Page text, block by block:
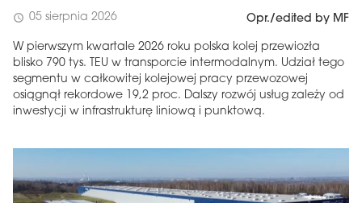
schedule 05 sierpnia 2026 Opr./edited by MF
W pierwszym kwartale 2026 roku polska kolej przewiozła
blisko 790 tys. TEU w transporcie intermodalnym. Udział tego
segmentu w całkowitej kolejowej pracy przewozowej
osiągnął rekordowe 19,2 proc. Dalszy rozwój usług zależy od
inwestycji w infrastrukturę liniową i punktową.